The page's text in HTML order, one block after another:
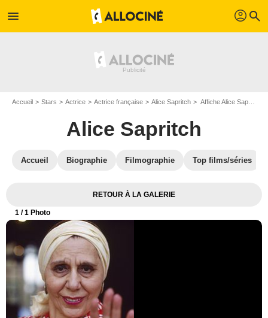
menu profil search
Accueil Stars Actrice Actrice française Alice Sapritch Affiche Alice Sapritch
Alice Sapritch
Accueil Biographie Filmographie Top films/séries
RETOUR À LA GALERIE
1 / 1 Photo